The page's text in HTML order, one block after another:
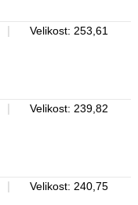
Velikost: 253,61
Velikost: 239,82
Velikost: 240,75